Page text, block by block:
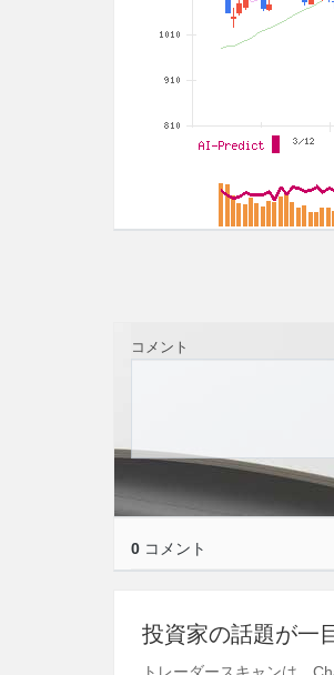
コメント
0 コメント
投資家の話題が一